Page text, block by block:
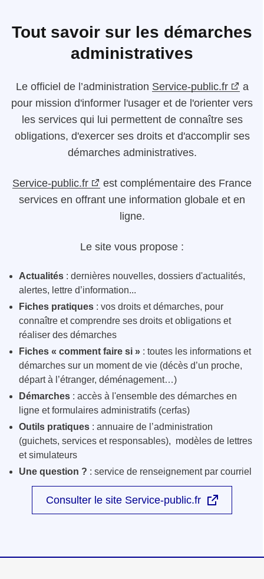
Tout savoir sur les démarches
administratives
Le officiel de l’administration Service-public.fr
a
pour mission d'informer l'usager et de l'orienter vers
les services qui lui permettent de connaître ses
obligations, d'exercer ses droits et d'accomplir ses
démarches administratives.
Service-public.fr
est complémentaire des France
services en offrant une information globale et en
ligne.
Le site vous propose :
Actualités : dernières nouvelles, dossiers d'actualités,
alertes, lettre d’information...
Fiches pratiques : vos droits et démarches, pour
connaître et comprendre ses droits et obligations et
réaliser des démarches
Fiches « comment faire si » : toutes les informations et
démarches sur un moment de vie (décès d’un proche,
départ à l’étranger, déménagement…)
Démarches : accès à l'ensemble des démarches en
ligne et formulaires administratifs (cerfas)
Outils pratiques : annuaire de l’administration
(guichets, services et responsables), modèles de lettres
et simulateurs
Une question ? : service de renseignement par courriel
Consulter le site Service-public.fr